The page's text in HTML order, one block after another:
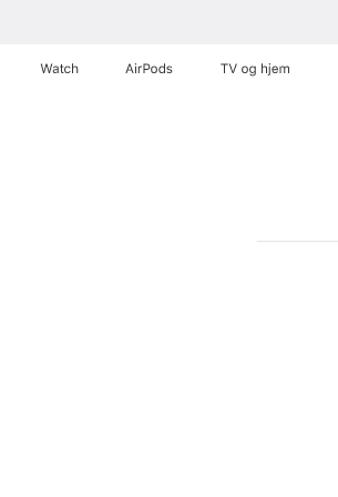
Watch AirPods TV og hjem